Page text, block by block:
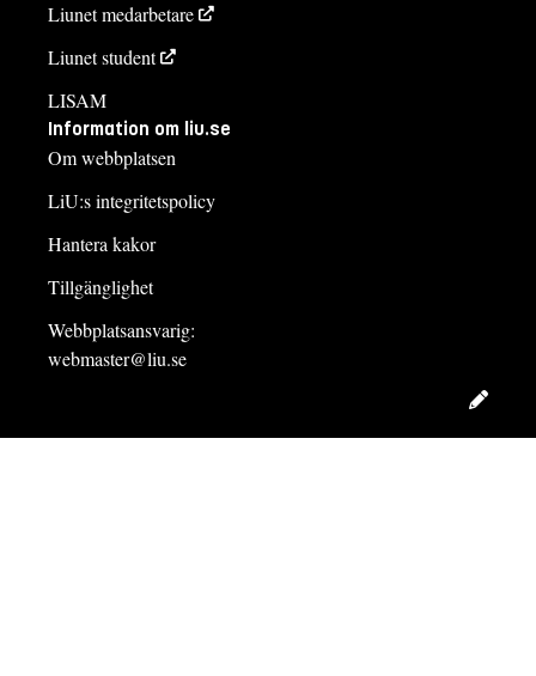
Liunet medarbetare
Liunet student
LISAM
Information om liu.se
Om webbplatsen
LiU:s integritetspolicy
Hantera kakor
Tillgänglighet
Webbplatsansvarig:
webmaster@liu.se